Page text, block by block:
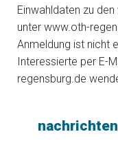
Einwahldaten zu
unter www.oth-
Anmeldung ist nicht
Interessierte per E-
regensburg.de
nachrichten